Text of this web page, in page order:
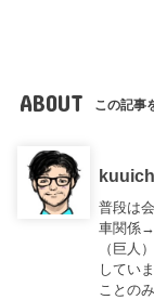
ABOUT この記事
普段は
車関係→
（巨人
してい
ことの